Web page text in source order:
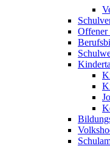
Offener